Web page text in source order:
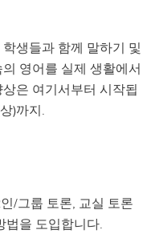
생들과 함께 말하기 및
영어를 실제 생활에서
은 여기서부터 시작됩
)까지.
/그룹 토론, 교실 토론
법을 도입합니다.